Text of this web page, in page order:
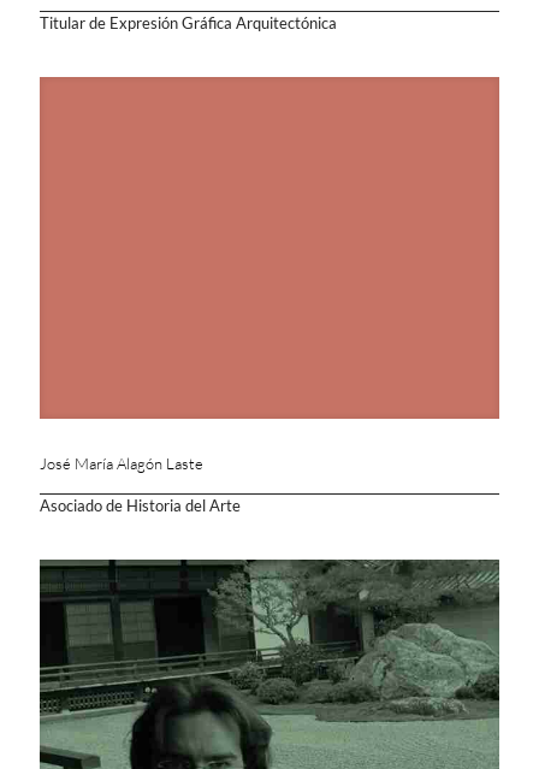
Titular de Expresión Gráfica Arquitectónica
José María Alagón Laste
Asociado de Historia del Arte